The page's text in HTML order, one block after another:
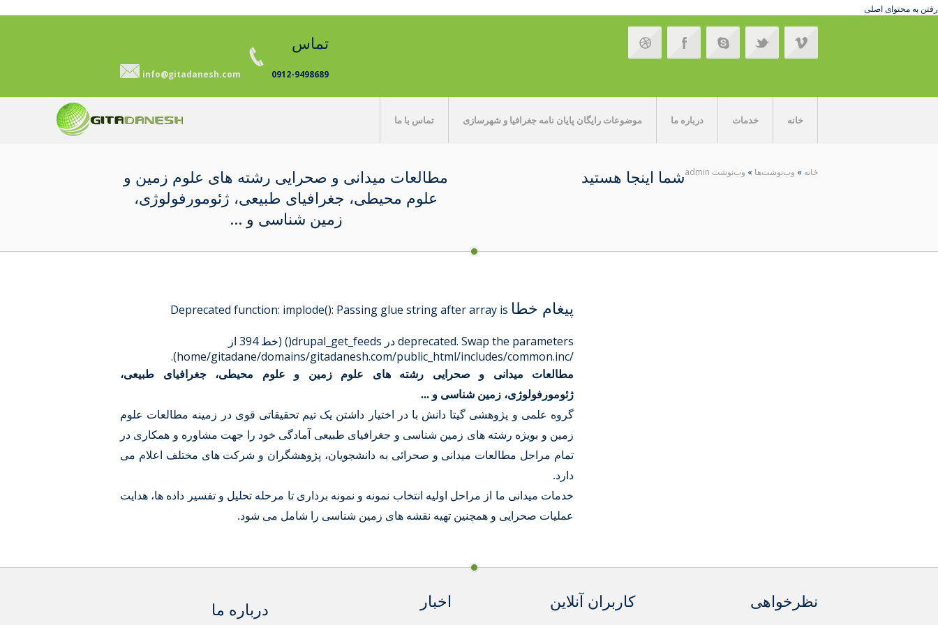
رفتن به محتوای اصلی
تماس
0912-9498689
info@gitadanesh.com
خانه خدمات درباره ما موضوعات رایگان پایان نامه جغرافیا و شهرسازی تماس با ما
مطالعات میدانی و صحرایی رشته های علوم زمین و
علوم محیطی، جغرافیای طبیعی، ژئومورفولوژی،
زمین شناسی و ...
شما اینجا هستید خانه » وب‌نوشت‌ها » وب‌نوشت admin
پیغام خطا Deprecated function: implode(): Passing glue string after array is
deprecated. Swap the parameters در drupal_get_feeds() (خط394 از
/home/gitadane/domains/gitadanesh.com/public_html/includes/common.inc
).
مطالعات میدانی و صحرایی رشته های علوم زمین و علوم محیطی، جغرافیای طبیعی،
ژئومورفولوژی، زمین شناسی و ...
گروه علمی و پژوهشی گیتا دانش با در اختیار داشتن یک تیم تحقیقاتی قوی در زمینه مطالعات علوم
زمین و بویژه رشته های زمین شناسی و جغرافیای طبیعی آمادگی خود را جهت مشاوره و همکاری در
تمام مراحل مطالعات میدانی و صحرائی به دانشجویان، پژوهشگران و شرکت های مختلف اعلام می
دارد.
خدمات میدانی ما از مراحل اولیه انتخاب نمونه و نمونه برداری تا مرحله تحلیل و تفسیر داده ها، هدایت
عملیات صحرایی و همچنین تهیه نقشه های زمین شناسی را شامل می شود.
درباره ما اخبار کاربران آنلاین نظرخواهی